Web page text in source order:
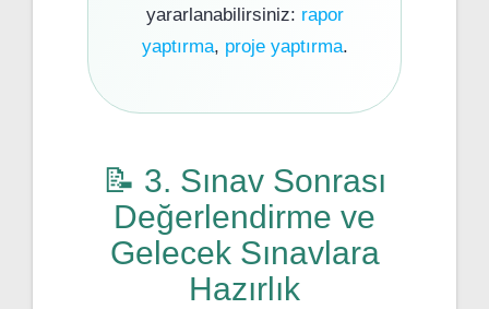
yararlanabilirsiniz: rapor
yaptırma, proje yaptırma.
📝 3. Sınav Sonrası
Değerlendirme ve
Gelecek Sınavlara
Hazırlık